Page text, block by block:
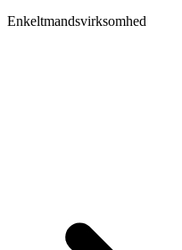
Enkeltmandsvirksomhed